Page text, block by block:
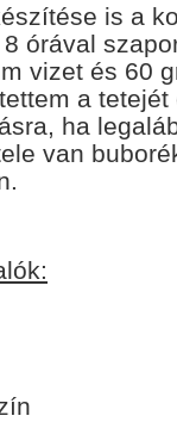
is a
órával
vizet és 60
a
ha
van